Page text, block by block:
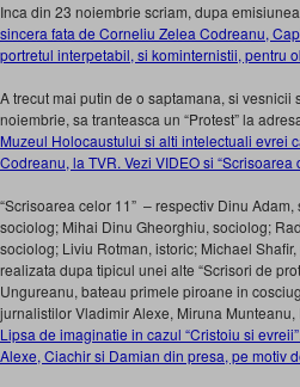
Inca din 23 noiembrie scriam, dupa
sincera fata de Corneliu Zelea Codreanu,
portretul interpetabil, si kominternistii, pentru
A trecut mai putin de o saptamana, si
noiembrie, sa tranteasca un “Protest” la
Muzeul Holocaustului si alti intelectuali evrei
Codreanu, la TVR. Vezi VIDEO si “Scrisoarea
“Scrisoarea celor 11” – respectiv Dinu
sociolog; Mihai Dinu Gheorghiu, sociolog;
sociolog; Liviu Rotman, istoric; Michael
realizata dupa tipicul unei alte “Scrisori de
Ungureanu, bateau primele piroane in
jurnalistilor Vladimir Alexe, Miruna
Lipsa de imaginatie in cazul “Cristoiu si
Alexe, Ciachir si Damian din presa, pe motiv